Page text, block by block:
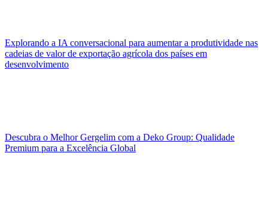
Explorando a IA conversacional para aumentar a produtividade nas
cadeias de valor de exportação agrícola dos países em
desenvolvimento
Descubra o Melhor Gergelim com a Deko Group: Qualidade
Premium para a Excelência Global